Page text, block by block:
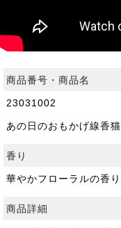
商品番号・商品名
23031002
あの日のおもかげ線香猫
香り
華やかフローラルの香り
商品詳細